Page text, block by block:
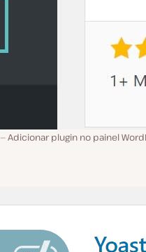
Adicionar plugin no painel